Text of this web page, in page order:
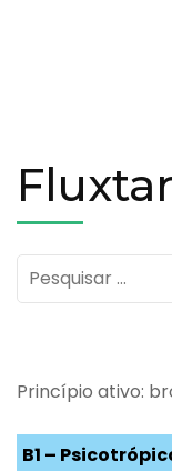
Pesquisar
por:
Princípio ativo:
B1 –